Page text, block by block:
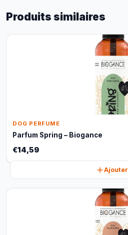
Produits similaires
DOG PERFUME
Parfum Spring – Biogance
€14,59
Ajouter